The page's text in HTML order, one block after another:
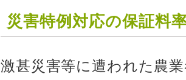
災害特例対応の保証料
激甚災害等に遭われた農